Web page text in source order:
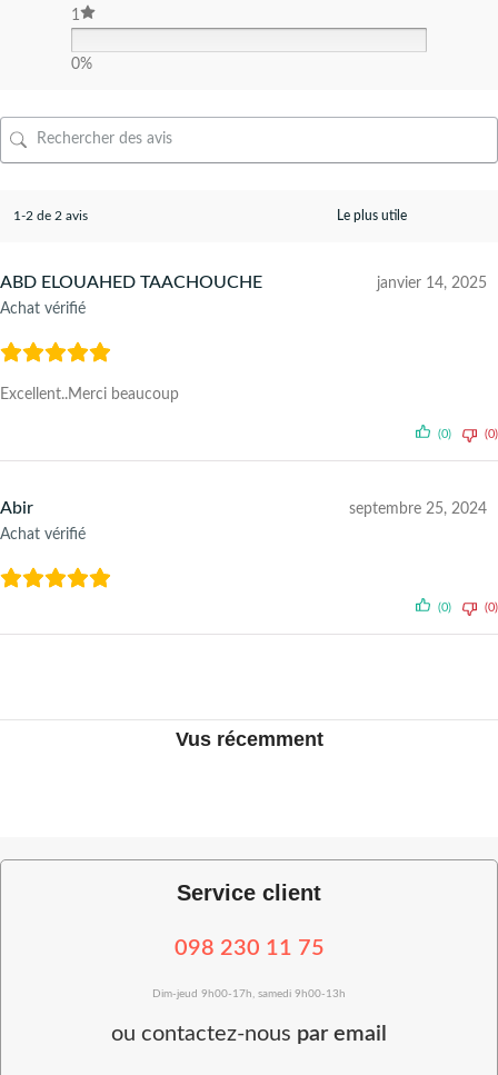
1
0%
1-2 de 2 avis
ABD ELOUAHED TAACHOUCHE
Achat vérifié
janvier 14, 2025
Excellent..Merci beaucoup
(0) (0)
Abir
Achat vérifié
septembre 25, 2024
(0) (0)
Vus récemment
Service client
098 230 11 75
Dim-jeud 9h00-17h, samedi 9h00-13h
ou contactez-nous par email